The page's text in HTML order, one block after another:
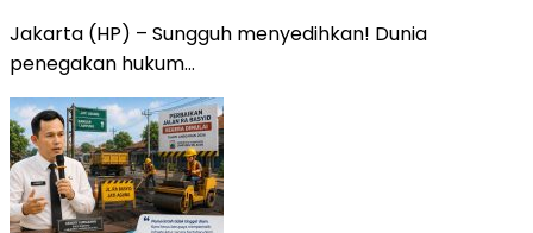
Jakarta (HP) – Sungguh menyedihkan! Dunia
penegakan hukum…